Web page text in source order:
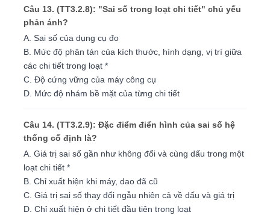
Câu 13. (TT3.2.8): "Sai số trong loạt chi tiết" chủ yếu
phản ánh?
A. Sai số của dụng cụ đo
B. Mức độ phân tán của kích thước, hình dạng, vị trí giữa
các chi tiết trong loạt *
C. Độ cứng vững của máy công cụ
D. Mức độ nhám bề mặt của từng chi tiết
Câu 14. (TT3.2.9): Đặc điểm điển hình của sai số hệ
thống cố định là?
A. Giá trị sai số gần như không đổi và cùng dấu trong một
loạt chi tiết *
B. Chỉ xuất hiện khi máy, dao đã cũ
C. Giá trị sai số thay đổi ngẫu nhiên cả về dấu và giá trị
D. Chỉ xuất hiện ở chi tiết đầu tiên trong loạt